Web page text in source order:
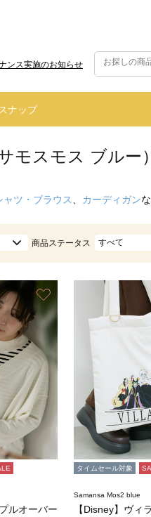
ンス実施のお知らせ
延・停止について
スナップ
モスモス ブルー
ャツ・ブラウス カーディガン
商品ステータス すべて
ルオーバー
タイムセール対象
Samansa Mos2 blue